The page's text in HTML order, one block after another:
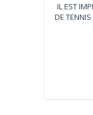
IL EST
DE